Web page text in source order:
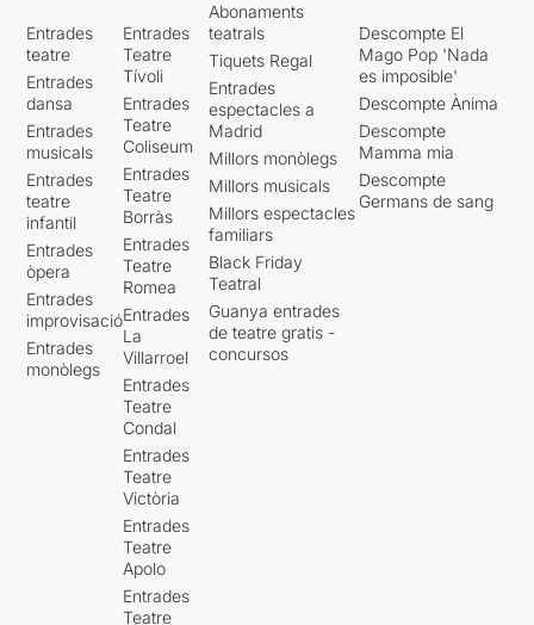
Entrades
teatre
Entrades
dansa
Entrades
musicals
Entrades
teatre
infantil
Entrades
òpera
Entrades
improvisació
Entrades
monòlegs
Entrades
Teatre
Tívoli
Entrades
Teatre
Coliseum
Entrades
Teatre
Borràs
Entrades
Teatre
Romea
Entrades
La
Villarroel
Entrades
Teatre
Condal
Entrades
Teatre
Victòria
Entrades
Teatre
Apolo
Entrades
Teatre
Abonaments
teatrals
Tiquets Regal
Entrades
espectacles a
Madrid
Millors monòlegs
Millors musicals
Millors espectacles
familiars
Black Friday
Teatral
Guanya entrades
de teatre gratis -
concursos
Descompte El
Mago Pop 'Nada
es imposible'
Descompte Ànima
Descompte
Mamma mia
Descompte
Germans de sang